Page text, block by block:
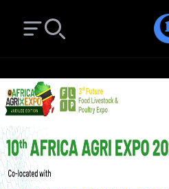
Open main menu